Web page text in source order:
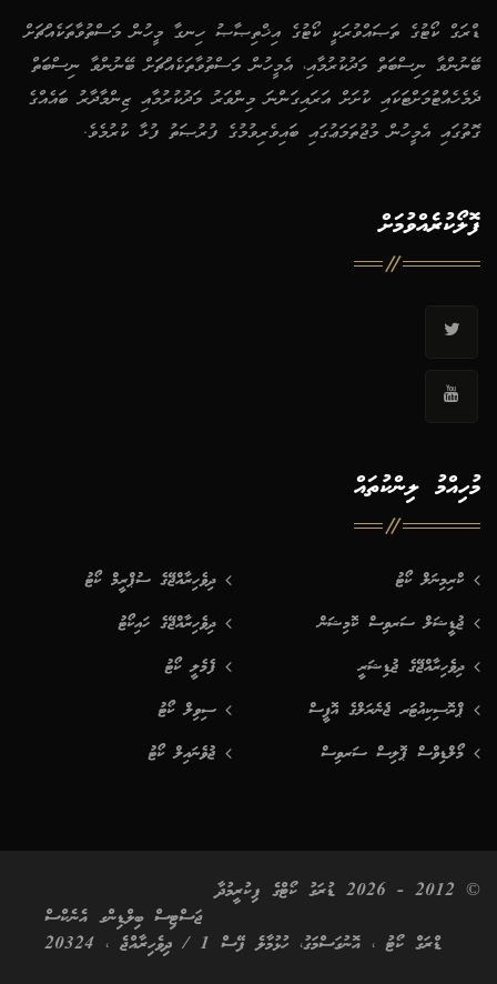
ޑްރަގް ކޯޓުގެ ތަޞައްވުރަކީ ކޯޓުގެ އިޚްތިޞާޞު ހިނގާ މީހުން މަސްތުވާތަކެއްޗަށް
ބޭނުންވާ ނިސްބަތް މަދުކުރުމާއި، އެމީހުން މަސްތުވާތަކެއްޗަށް ބޭނުންވާ ނިސްބަތް
ދެމެހެއްޓުމަށްޓަކައި ކުށަށް އަރައިގަންނަ މިންވަރު މަދުކުރުމާއި ޒިންމާދާރު ބައެއްގެ
ގޮތުގައި އެމީހުން މުޖުތަމަޢުގައި ބައިވެރިވުމުގެ ފުރުޞަތު ފުޅާ ކުރުމެވެ.
ފޮލޯކުރެއްވުމަށް
މުހިއްމު ލިންކުތައް
ދިވެހިރާއްޖޭގެ ސުޕްރީމް ކޯޓު
ދިވެހިރާއްޖޭގެ ހައިކޯޓު
ފެމެލީ ކޯޓު
ސިވިލް ކޯޓު
ޖުވެނައިލް ކޯޓު
ކްރިމިނަލް ކޯޓު
ޖުޑީޝަލް ސަރވިސް ކޮމިޝަން
ދިވެހިރާއްޖޭގެ ޖުޑިޝަރީ
ޕްރޮސިކިއުޓަރ ޖެނެރަލްގެ އޮފީސް
މޯލްޑިވްސް ޕޮލިސް ސަރވިސް
© 2012 - 2026 ޑުރަގު ކޯޓްގެ ފިކުރީމުދާ
ޖަސްޓިސް ބިލްޑިންގ އެނެކްސް
ޑްރަގް ކޯޓު ، އޮނުގަސްމަގު، ހުޅުމާލެ ފޭސް 1 / ދިވެހިރާއްޖެ ، 20324